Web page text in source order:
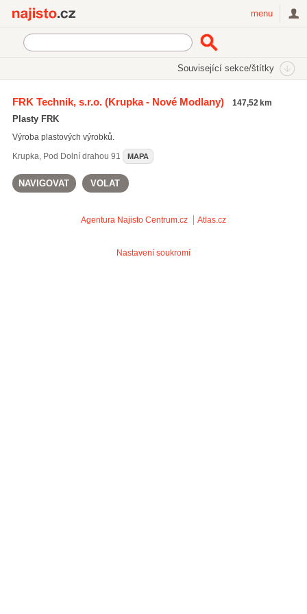
menu
Související sekce/štítky
Plastové stavební prvky a materiály
FRK Technik, s.r.o.(Krupka - Nové Modlany) 147,52 km
Plasty FRK
Výroba plastových výrobků.
Krupka, Pod Dolní drahou 91 MAPA
NAVIGOVAT VOLAT
Agentura Najisto Centrum.cz Atlas.cz
Nastavení soukromí